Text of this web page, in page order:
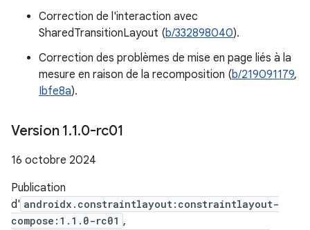
Correction de l'interaction avec
SharedTransitionLayout (b/332898040).
Correction des problèmes de mise en page liés à la
mesure en raison de la recomposition (b/219091179,
Ibfe8a).
Version 1.1.0-rc01
16 octobre 2024
Publication
d' androidx.constraintlayout:constraintlayout-
compose:1.1.0-rc01 ,